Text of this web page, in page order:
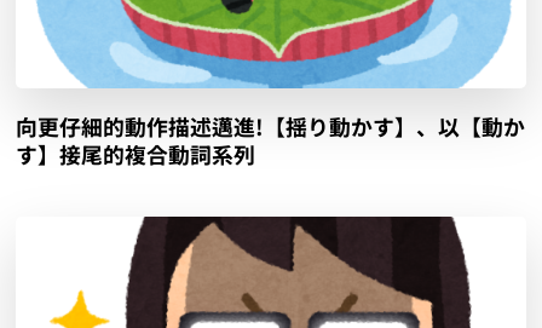
向更仔細的動作描述邁進!【揺り動かす】、以【動か
す】接尾的複合動詞系列